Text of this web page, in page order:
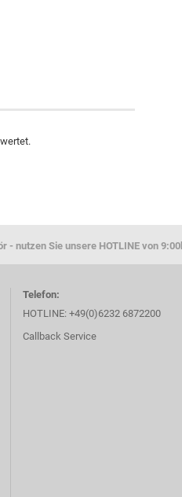
- nutzen Sie unsere HOTLINE von
Telefon:
HOTLINE: +49(0)6232 6872200
Callback Service